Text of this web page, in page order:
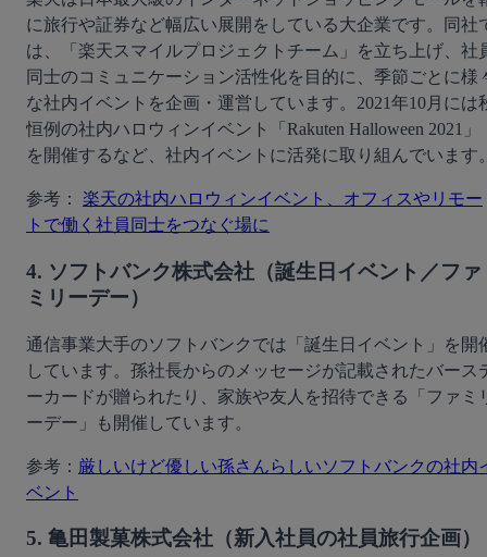
に旅行や証券など幅広い展開をしている大企業です。同社
は、「楽天スマイルプロジェクトチーム」を立ち上げ、社
同士のコミュニケーション活性化を目的に、季節ごとに様
な社内イベントを企画・運営しています。2021年10月には
恒例の社内ハロウィンイベント「Rakuten Halloween 2021」
を開催するなど、社内イベントに活発に取り組んでいます
参考： 楽天の社内ハロウィンイベント、オフィスやリモー
トで働く社員同士をつなぐ場に
4. ソフトバンク株式会社（誕生日イベント／ファ
ミリーデー）
通信事業大手のソフトバンクでは「誕生日イベント」を開
しています。孫社長からのメッセージが記載されたバース
ーカードが贈られたり、家族や友人を招待できる「ファミ
ーデー」も開催しています。
参考： 厳しいけど優しい孫さんらしいソフトバンクの社内
ベント
5. 亀田製菓株式会社（新入社員の社員旅行企画）